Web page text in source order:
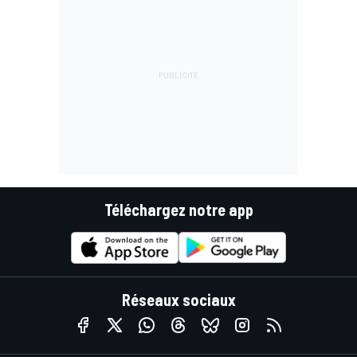
Téléchargez notre app
Réseaux sociaux